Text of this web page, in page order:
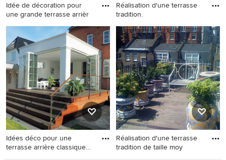
Idée de décoration pour
une grande terrasse arrièr
Idée de décoration pour une
grande terrasse arrière
tradition avec des pavés en
béton et une pergola.
Réalisation d'une terrasse
tradition.
Réalisation d'une terrasse
tradition.
Idées déco pour une
terrasse arrière classique
Réalisation d'une terrasse
tradition de taille moy